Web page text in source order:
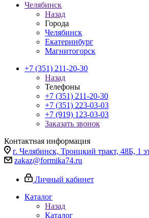
Челябинск
Назад
Города
Челябинск
Екатеринбург
Магнитогорск
+7 (351) 211-20-30
Назад
Телефоны
+7 (351) 211-20-30
+7 (351) 223-03-03
+7 (919) 123-03-03
Заказать звонок
Контактная информация
г. Челябинск, Троицкий тракт, 48Б, 1
zakaz@formika74.ru
Личный кабинет
Каталог
Назад
Каталог